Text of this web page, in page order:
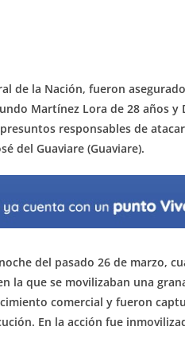
de la Nación, fueron
Martínez Lora de 28 años y
responsables de
del Guaviare (Guaviare).
del pasado 26 de marzo,
la que se movilizaban una
comercial y fueron
En la acción fue